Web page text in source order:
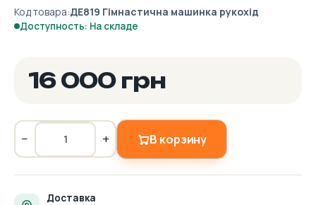
Код товара:ДЕ819 Гімнастична машинка рукохід
Доступность: На складе
16 000 грн
− + В корзину
Доставка